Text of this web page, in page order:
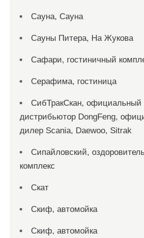
Сауна, Сауна
Сауны Питера, На Жукова
Сафари, гостиничный
Серафима, гостиница
СибТракСкан, официальный
дистрибьютор DongFeng,
дилер Scania, Daewoo, Sitrak
Сипайловский,
комплекс
Скат
Скиф, автомойка
Скиф, автомойка